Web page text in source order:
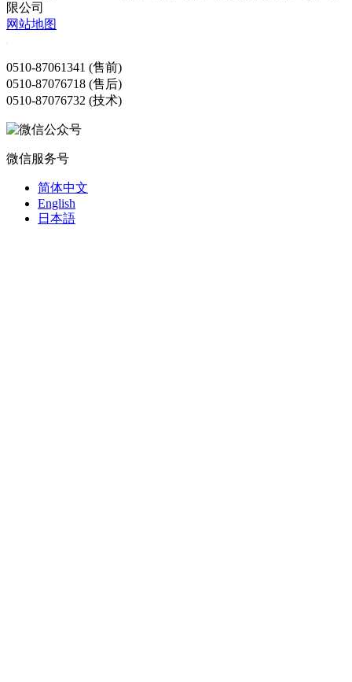
限公司
网站地图
0510-87061341 (售前)
0510-87076718 (售后)
0510-87076732 (技术)
微信服务号
简体中文
English
日本語